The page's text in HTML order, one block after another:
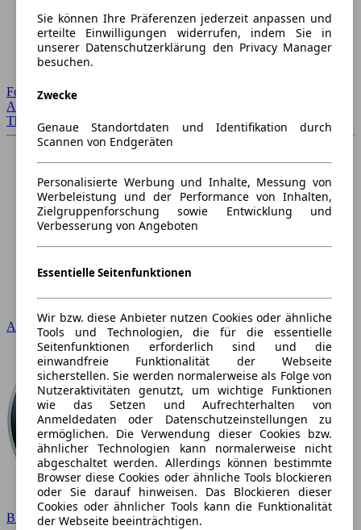
Sie können Ihre Präferenzen jederzeit anpassen und
erteilte Einwilligungen widerrufen, indem Sie in
unserer Datenschutzerklärung den Privacy Manager
besuchen.
Zwecke
Genaue Standortdaten und Identifikation durch
Scannen von Endgeräten
Personalisierte Werbung und Inhalte, Messung von
Werbeleistung und der Performance von Inhalten,
Zielgruppenforschung sowie Entwicklung und
Verbesserung von Angeboten
Essentielle Seitenfunktionen
Wir bzw. diese Anbieter nutzen Cookies oder ähnliche
Tools und Technologien, die für die essentielle
Seitenfunktionen erforderlich sind und die
einwandfreie Funktionalität der Webseite
sicherstellen. Sie werden normalerweise als Folge von
Nutzeraktivitäten genutzt, um wichtige Funktionen
wie das Setzen und Aufrechterhalten von
Anmeldedaten oder Datenschutzeinstellungen zu
ermöglichen. Die Verwendung dieser Cookies bzw.
ähnlicher Technologien kann normalerweise nicht
abgeschaltet werden. Allerdings können bestimmte
Browser diese Cookies oder ähnliche Tools blockieren
oder Sie darauf hinweisen. Das Blockieren dieser
Cookies oder ähnlicher Tools kann die Funktionalität
der Webseite beeinträchtigen.
Forum Startseite
Alle Auto-Foren
Themen-Forum
Audi
BMW